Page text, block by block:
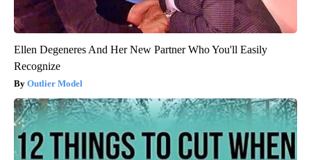
Ellen Degeneres And Her New Partner Who You'll Easily
Recognize
Outlier Model